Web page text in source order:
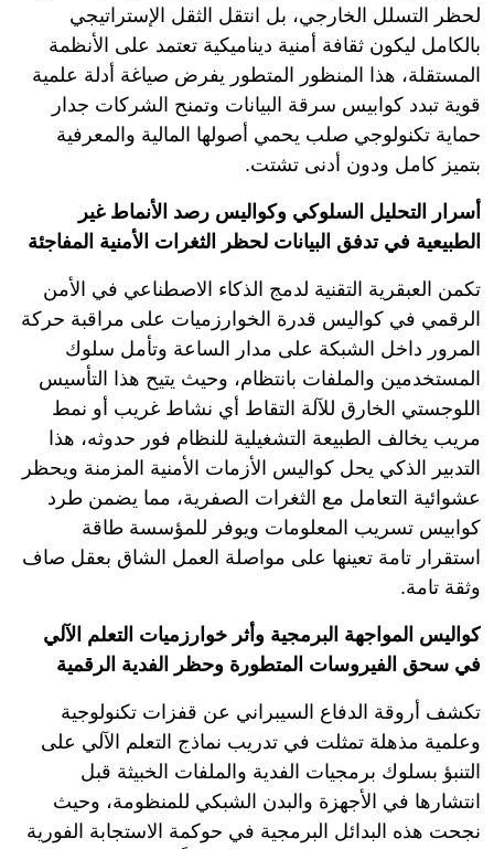
لحظر التسلل الخارجي، بل انتقل الثقل الإستراتيجي
بالكامل ليكون ثقافة أمنية ديناميكية تعتمد على الأنظمة
المستقلة، هذا المنظور المتطور يفرض صياغة أدلة علمية
قوية تبدد كوابيس سرقة البيانات وتمنح الشركات جدار
حماية تكنولوجي صلب يحمي أصولها المالية والمعرفية
بتميز كامل ودون أدنى تشتت.
أسرار التحليل السلوكي وكواليس رصد الأنماط غير
الطبيعية في تدفق البيانات لحظر الثغرات الأمنية المفاجئة
تكمن العبقرية التقنية لدمج الذكاء الاصطناعي في الأمن
الرقمي في كواليس قدرة الخوارزميات على مراقبة حركة
المرور داخل الشبكة على مدار الساعة وتأمل سلوك
المستخدمين والملفات بانتظام، وحيث يتيح هذا التأسيس
اللوجستي الخارق للآلة التقاط أي نشاط غريب أو نمط
مريب يخالف الطبيعة التشغيلية للنظام فور حدوثه، هذا
التدبير الذكي يحل كواليس الأزمات الأمنية المزمنة ويحظر
عشوائية التعامل مع الثغرات الصفرية، مما يضمن طرد
كوابيس تسريب المعلومات ويوفر للمؤسسة طاقة
استقرار تامة تعينها على مواصلة العمل الشاق بعقل صاف
وثقة تامة.
كواليس المواجهة البرمجية وأثر خوارزميات التعلم الآلي
في سحق الفيروسات المتطورة وحظر الفدية الرقمية
تكشف أروقة الدفاع السيبراني عن قفزات تكنولوجية
وعلمية مذهلة تمثلت في تدريب نماذج التعلم الآلي على
التنبؤ بسلوك برمجيات الفدية والملفات الخبيثة قبل
انتشارها في الأجهزة والبدن الشبكي للمنظومة، وحيث
نجحت هذه البدائل البرمجية في حوكمة الاستجابة الفورية